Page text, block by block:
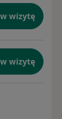
wizytę
wizytę